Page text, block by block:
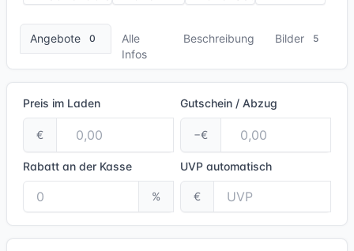
Angebote 0
Alle
Infos
Beschreibung Bilder 5
Preis im Laden
€
Gutschein / Abzug
−€
Rabatt an der Kasse
%
UVP automatisch
€